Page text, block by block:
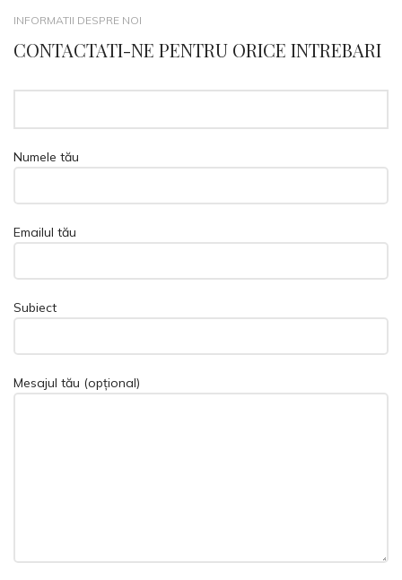
INFORMATII DESPRE NOI
CONTACTATI-NE PENTRU ORICE INTREBARI
Numele tău
Emailul tău
Subiect
Mesajul tău (opțional)